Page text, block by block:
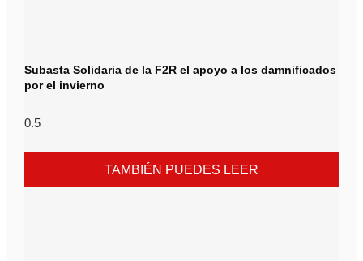
Subasta Solidaria de la F2R el apoyo a los damnificados
por el invierno
TAMBIÉN PUEDES LEER